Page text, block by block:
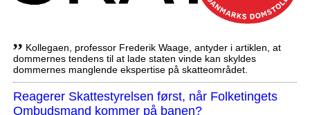
,, Kollegaen, professor Frederik Waage, antyder i artiklen, at
dommernes tendens til at lade staten vinde kan skyldes
dommernes manglende ekspertise på skatteområdet.
Reagerer Skattestyrelsen først, når Folketingets
Ombudsmand kommer på banen?